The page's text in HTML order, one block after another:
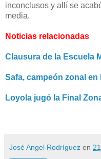
inconclusos y allí se
media.
Noticias relacionadas
Clausura de la Escuela
Safa, campeón zonal
Loyola jugó la Final
José Angel Rodríguez en